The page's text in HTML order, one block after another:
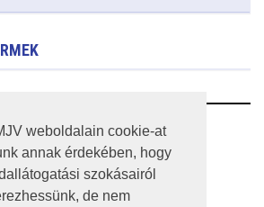
weboldalain cookie-at
annak érdekében, hogy
szokásairól
de nem
I ÁLLAPOTA